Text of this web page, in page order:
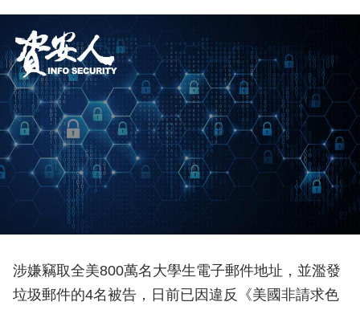
涉嫌竊取全美800萬名大學生電子郵件地址，並濫發
垃圾郵件的4名被告，日前已因違反《美國非請求色